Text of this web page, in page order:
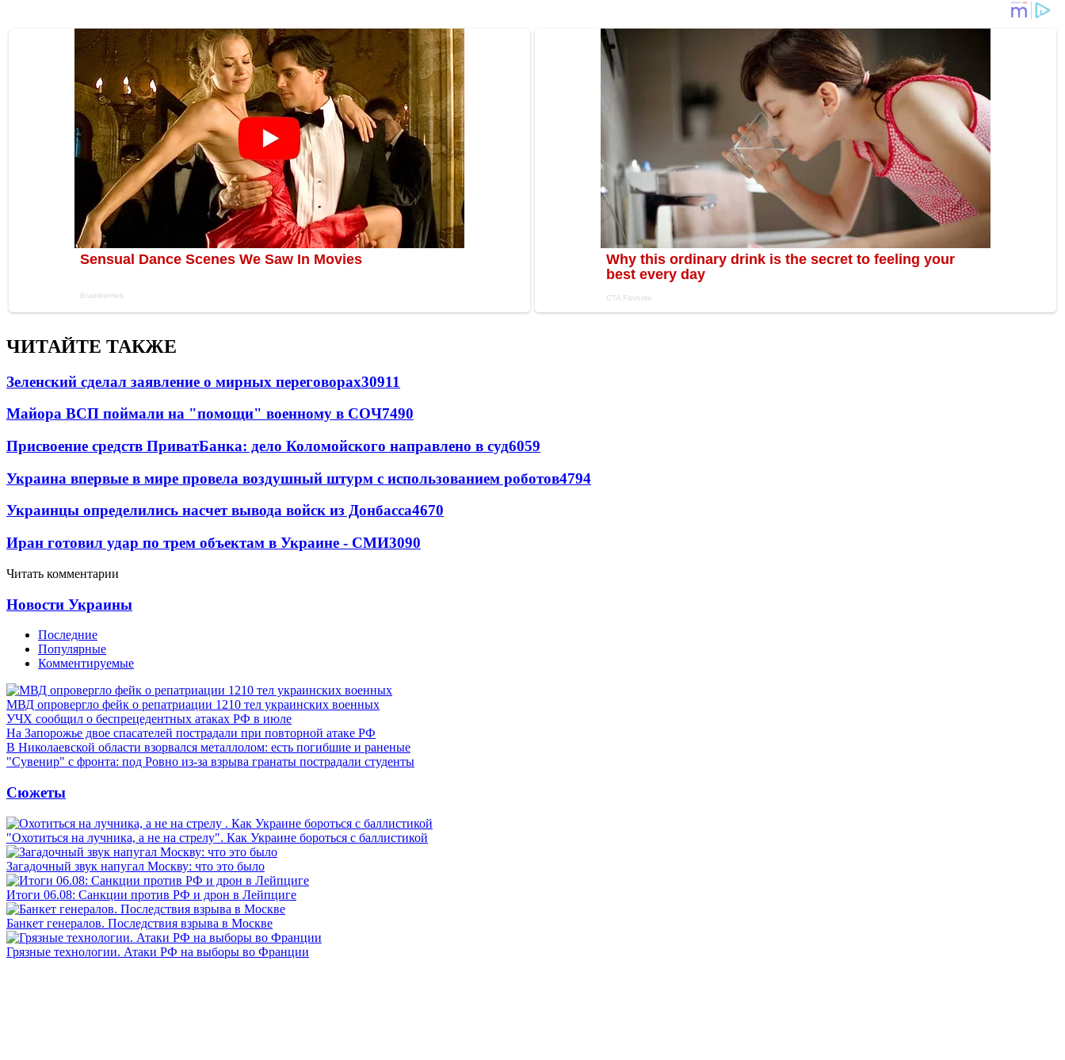
ЧИТАЙТЕ ТАКЖЕ
Зеленский сделал заявление о мирных переговорах30911
Майора ВСП поймали на "помощи" военному в СОЧ7490
Присвоение средств ПриватБанка: дело Коломойского направлено в суд6059
Украина впервые в мире провела воздушный штурм с использованием роботов4794
Украинцы определились насчет вывода войск из Донбасса4670
Иран готовил удар по трем объектам в Украине - СМИ3090
Читать комментарии
Новости Украины
Последние
Популярные
Комментируемые
МВД опровергло фейк о репатриации 1210 тел украинских военных
УЧХ сообщил о беспрецедентных атаках РФ в июле
На Запорожье двое спасателей пострадали при повторной атаке РФ
В Николаевской области взорвался металлолом: есть погибшие и раненые
"Сувенир" с фронта: под Ровно из-за взрыва гранаты пострадали студенты
Сюжеты
"Охотиться на лучника, а не на стрелу". Как Украине бороться с баллистикой
Загадочный звук напугал Москву: что это было
Итоги 06.08: Санкции против РФ и дрон в Лейпциге
Банкет генералов. Последствия взрыва в Москве
Грязные технологии. Атаки РФ на выборы во Франции